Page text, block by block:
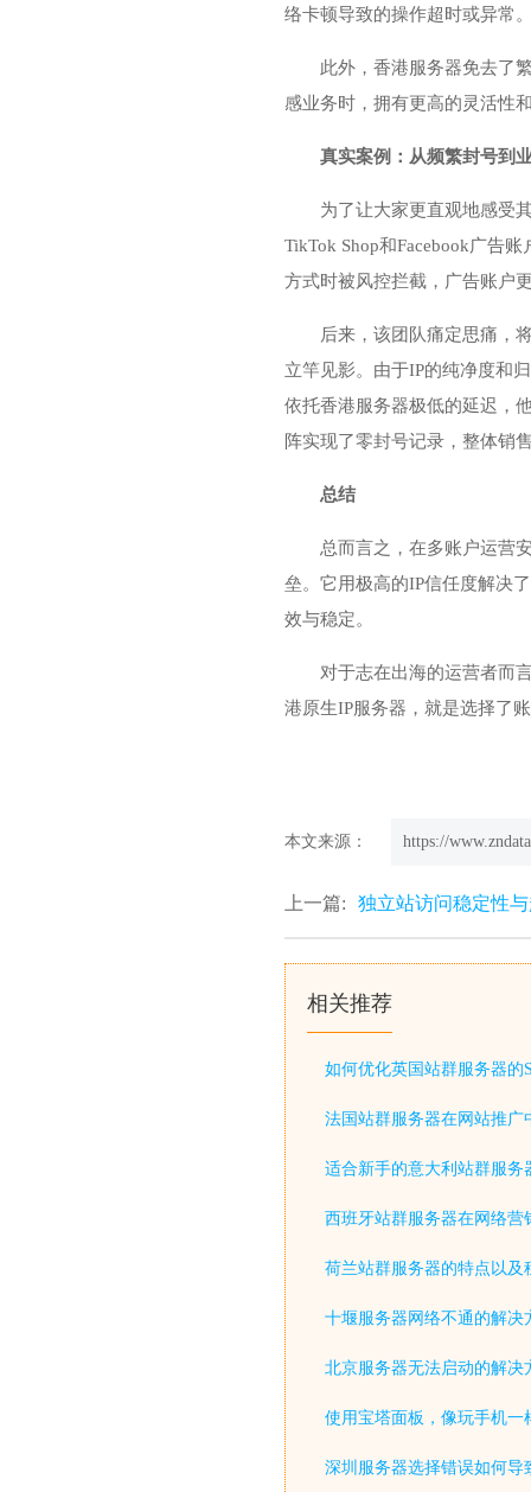
络卡顿导致的操作超时或异常
此外，香港服务器免去了
感业务时，拥有更高的灵活性
真实案例：从频繁封号到
为了让大家更直观地感受
TikTok Shop和Facebook广告
方式时被风控拦截，广告账户
后来，该团队痛定思痛，
立竿见影。由于IP的纯净度和
依托香港服务器极低的延迟，
阵实现了零封号记录，整体销
总结
总而言之，在多账户运营
垒。它用极高的IP信任度解决
效与稳定。
对于志在出海的运营者而
港原生IP服务器，就是选择了
本文来源： https://
上一篇: 独立站访问稳定性
相关推荐
如何优化英国站群服务器的
法国站群服务器在网站推广
适合新手的意大利站群服务
西班牙站群服务器在网络营
荷兰站群服务器的特点以及
十堰服务器网络不通的解决
北京服务器无法启动的解决
使用宝塔面板，像玩手机一
深圳服务器选择错误如何导